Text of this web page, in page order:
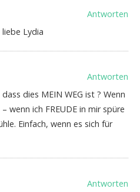
Antworten
Lydia
Antworten
dies MEIN WEG ist ? Wenn
wenn ich FREUDE in mir spüre
Einfach, wenn es sich für
Antworten